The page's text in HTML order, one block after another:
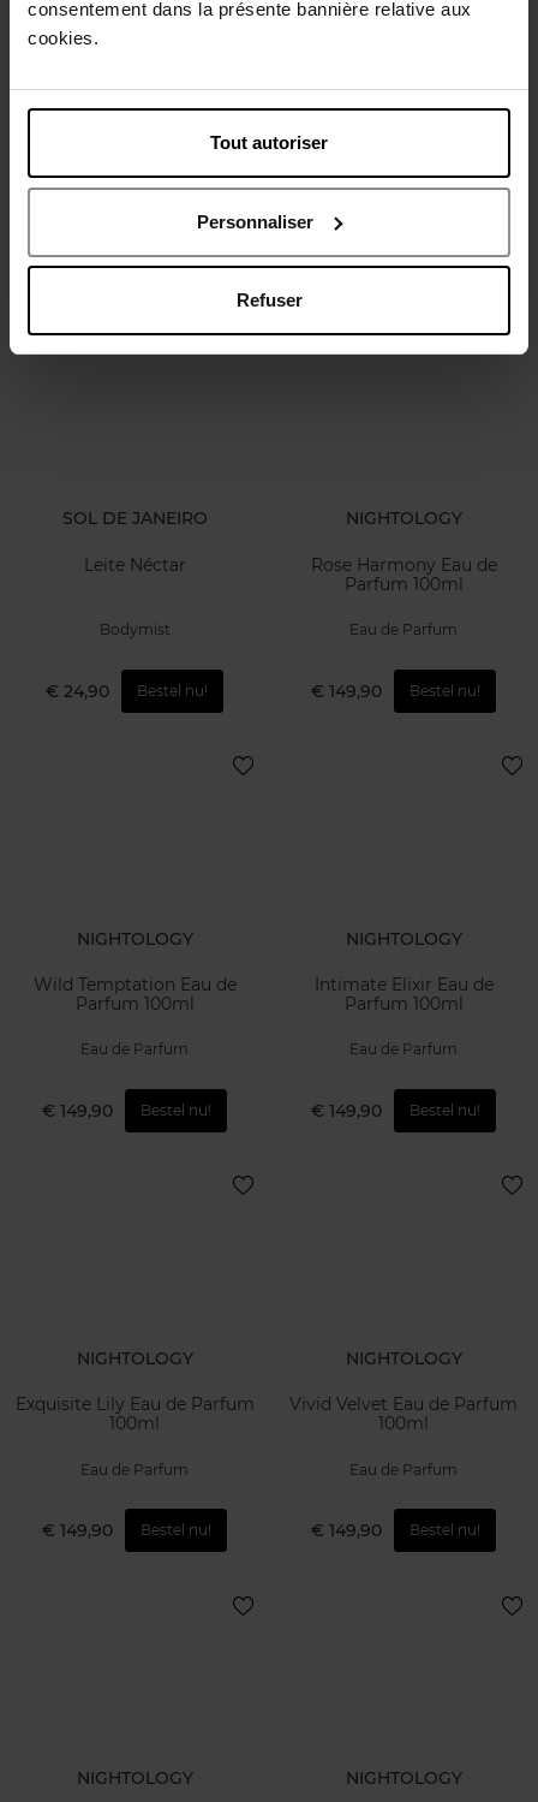
consentement dans la présente bannière relative aux
cookies.
Tout autoriser
Personnaliser
Refuser
Forever Wanted Absolu
€ 92,50 Bestel nu! € 24,90 Bestel nu!
SOL DE JANEIRO
Leite Néctar
Bodymist
€ 24,90 Bestel nu!
NIGHTOLOGY
Rose Harmony Eau de
Parfum 100ml
Eau de Parfum
€ 149,90 Bestel nu!
NIGHTOLOGY
Wild Temptation Eau de
Parfum 100ml
Eau de Parfum
€ 149,90 Bestel nu!
NIGHTOLOGY
Intimate Elixir Eau de
Parfum 100ml
Eau de Parfum
€ 149,90 Bestel nu!
NIGHTOLOGY
Exquisite Lily Eau de Parfum
100ml
Eau de Parfum
€ 149,90 Bestel nu!
NIGHTOLOGY
Vivid Velvet Eau de Parfum
100ml
Eau de Parfum
€ 149,90 Bestel nu!
NIGHTOLOGY NIGHTOLOGY